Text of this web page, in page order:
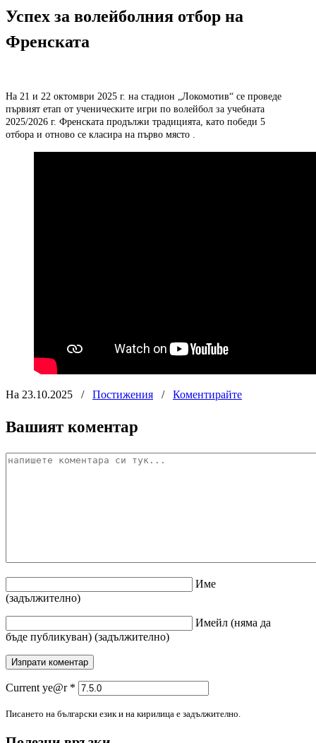
Успех за волейболния отбор на
Френската
На 21 и 22 октомври 2025 г. на стадион Локомотив“ се проведе
първият етап от ученическите игри по волейбол за учебната
2025/2026 г. Френската продължи традицията като победи 5
отбора и отново се класира на първо място
На 23.10.2025 / Постижения / Коментирайте
Вашият коментар
Име
(задължително)
Имейл (няма да
бъде публикуван) (задължително)
Current ye@r *
Писането на български език и на кирилица е задължително.